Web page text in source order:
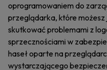
oprogramowaniem do
przeglądarka, które możesz
skutkować problemami z
sprzecznościami w
haseł oparte na
wystarczającego